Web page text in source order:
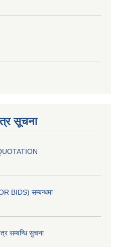
सूचना
BIDS) सम्बन्धमा
सम्बन्धि सुचना